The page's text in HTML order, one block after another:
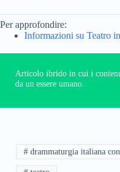
Per approfondire:
Informazioni su Teatro
Articolo ibrido in cui i
da un essere umano.
# drammaturgia italiana